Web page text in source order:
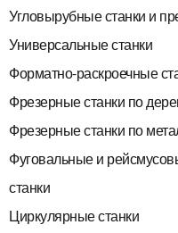
Угловырубные станки и
Универсальные станки
Форматно-раскроечные
Фрезерные станки по
Фрезерные станки по
Фуговальные и
станки
Циркулярные станки